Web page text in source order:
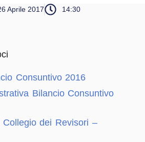
Aprile 2017 14:30
Consuntivo 2016
Bilancio Consuntivo
Collegio dei Revisori –